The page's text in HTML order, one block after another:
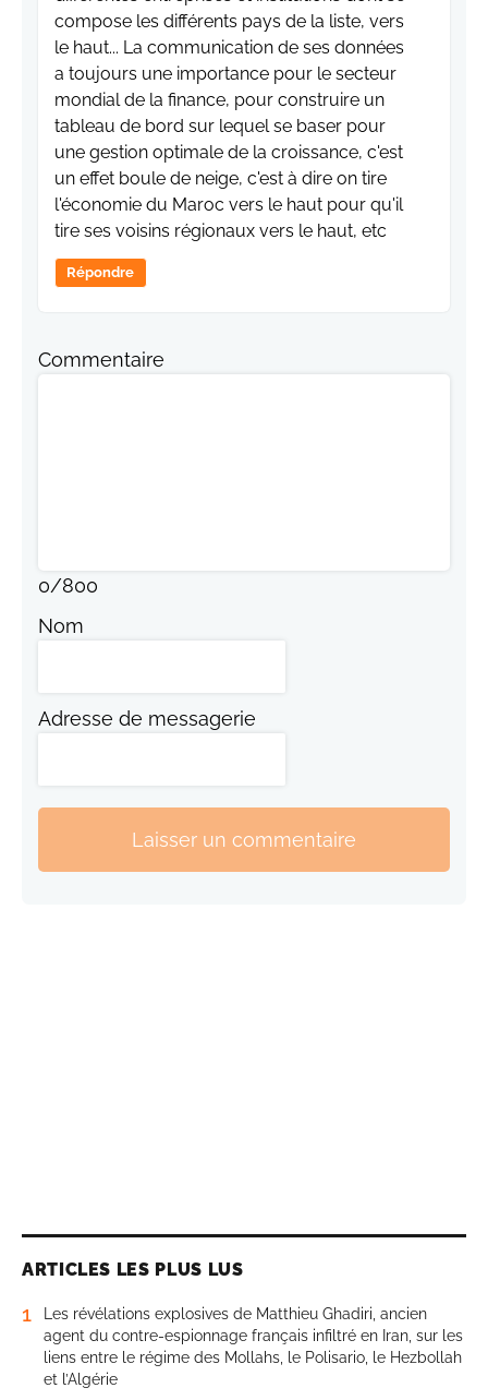
compose les différents pays de la liste, vers
le haut... La communication de ses données
a toujours une importance pour le secteur
mondial de la finance, pour construire un
tableau de bord sur lequel se baser pour
une gestion optimale de la croissance, c'est
un effet boule de neige, c'est à dire on tire
l'économie du Maroc vers le haut pour qu'il
tire ses voisins régionaux vers le haut, etc
Répondre
Commentaire
0/800
Nom
Adresse de messagerie
Laisser un commentaire
ARTICLES LES PLUS LUS
1
Les révélations explosives de Matthieu Ghadiri, ancien
agent du contre-espionnage français infiltré en Iran, sur les
liens entre le régime des Mollahs, le Polisario, le Hezbollah
et l’Algérie